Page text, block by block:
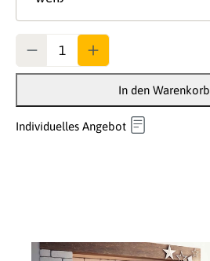
In den Warenkorb
Individuelles Angebot